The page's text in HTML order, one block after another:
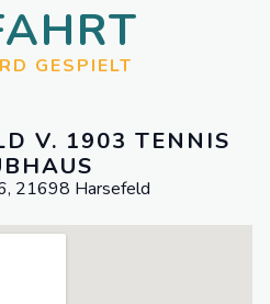
GESPIELT
V. 1903 TENNIS
21698 Harsefeld